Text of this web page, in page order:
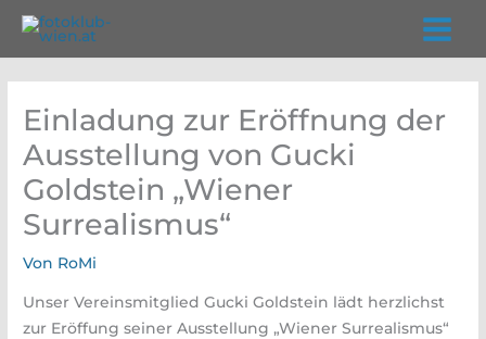
Zum
Inhalt
Einladung zur Eröffnung der
Ausstellung von Gucki
Goldstein „Wiener
Surrealismus“
Von RoMi
Unser Vereinsmitglied Gucki Goldstein lädt herzlichst
zur Eröffung seiner Ausstellung „Wiener Surrealismus“